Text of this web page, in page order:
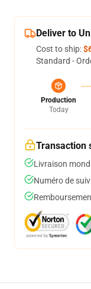
Deliver to
Cost to ship:
Standard -
Production
Today
Transaction
Livraison
Numéro de